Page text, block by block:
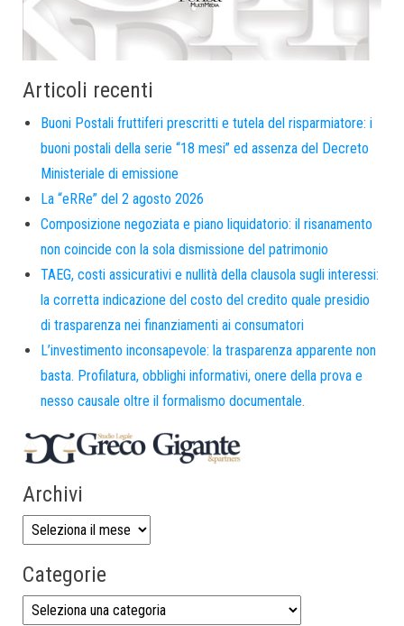
Articoli recenti
Buoni Postali fruttiferi prescritti e tutela del risparmiatore: i
buoni postali della serie “18 mesi” ed assenza del Decreto
Ministeriale di emissione
La “eRRe” del 2 agosto 2026
Composizione negoziata e piano liquidatorio: il risanamento
non coincide con la sola dismissione del patrimonio
TAEG, costi assicurativi e nullità della clausola sugli interessi:
la corretta indicazione del costo del credito quale presidio
di trasparenza nei finanziamenti ai consumatori
L’investimento inconsapevole: la trasparenza apparente non
basta. Profilatura, obblighi informativi, onere della prova e
nesso causale oltre il formalismo documentale.
Archivi
Categorie